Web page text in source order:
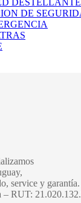
DE
service y garantía.
– RUT: